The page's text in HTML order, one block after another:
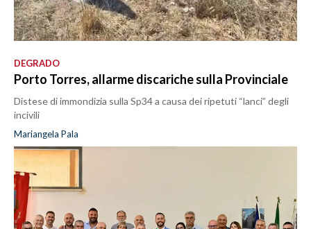
DEGRADO
Porto Torres, allarme discariche sulla Provinciale
Distese di immondizia sulla Sp34 a causa dei ripetuti “lanci” degli
incivili
Mariangela Pala